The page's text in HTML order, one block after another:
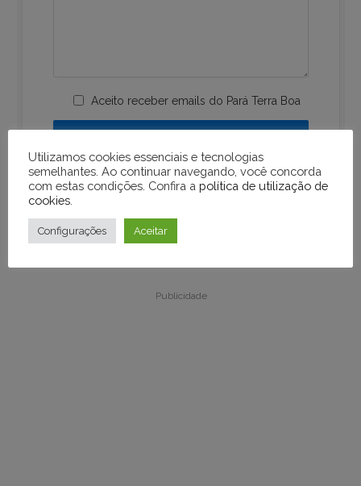
Aceito receber emails do Pará Terra Boa
Publicidade
Publicidade
Utilizamos cookies essenciais e tecnologias
semelhantes. Ao continuar navegando, você concorda
com estas condições. Confira a política de utilização de
cookies
Configurações Aceitar